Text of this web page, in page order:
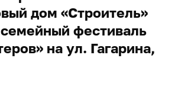
дом «Строитель»
фестиваль
на ул. Гагарина,